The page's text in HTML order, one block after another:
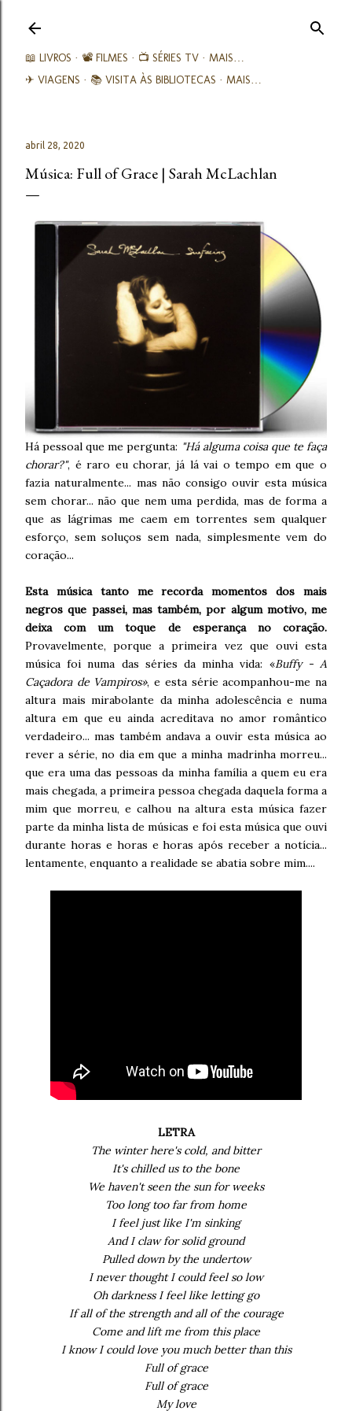
📖 LIVROS 📽️ FILMES 📺 SÉRIES TV
MAIS…
✈ VIAGENS
📚︎ VISITA ÀS BIBLIOTECAS MAIS…
abril 28, 2020
Música: Full of Grace | Sarah McLachlan
Há pessoal que me pergunta: "Há alguma coisa que te faça
chorar?", é raro eu chorar, já lá vai o tempo em que o
fazia naturalmente... mas não consigo ouvir esta música
sem chorar... não que nem uma perdida, mas de forma a
que as lágrimas me caem em torrentes sem qualquer
esforço, sem soluços sem nada, simplesmente vem do
coração...
Esta música tanto me recorda momentos dos mais
negros que passei, mas também, por algum motivo, me
deixa com um toque de esperança no coração.
Provavelmente, porque a primeira vez que ouvi esta
música foi numa das séries da minha vida: «Buffy - A
Caçadora de Vampiros», e esta série acompanhou-me na
altura mais mirabolante da minha adolescência e numa
altura em que eu ainda acreditava no amor romântico
verdadeiro... mas também andava a ouvir esta música ao
rever a série, no dia em que a minha madrinha morreu...
que era uma das pessoas da minha família a quem eu era
mais chegada, a primeira pessoa chegada daquela forma a
mim que morreu, e calhou na altura esta música fazer
parte da minha lista de músicas e foi esta música que ouvi
durante horas e horas e horas após receber a notícia...
lentamente, enquanto a realidade se abatia sobre mim....
LETRA
The winter here's cold, and bitter
It's chilled us to the bone
We haven't seen the sun for weeks
Too long too far from home
I feel just like I'm sinking
And I claw for solid ground
Pulled down by the undertow
I never thought I could feel so low
Oh darkness I feel like letting go
If all of the strength and all of the courage
Come and lift me from this place
I know I could love you much better than this
Full of grace
Full of grace
My love